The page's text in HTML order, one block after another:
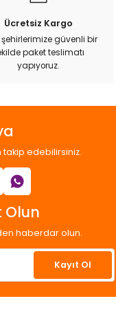
Ücretsiz Kargo
güvenli bir
paket teslimatı
yapıyoruz.
takip edebilirsiniz.
Olun
haberdar olun.
Kayıt Ol